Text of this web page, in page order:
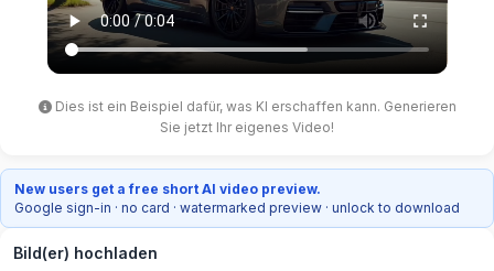
Dies ist ein Beispiel dafür, was KI erschaffen kann. Generieren
Sie jetzt Ihr eigenes Video!
New users get a free short AI video preview.
Google sign-in · no card · watermarked preview · unlock to download
Bild(er) hochladen